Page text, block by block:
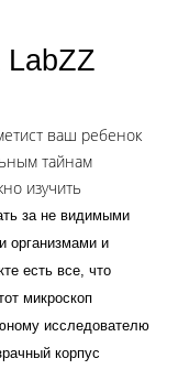
LabZZ
ваш ребенок
тайнам
изучить
за не видимыми
организмами и
есть все, что
микроскоп
исследователю
корпус